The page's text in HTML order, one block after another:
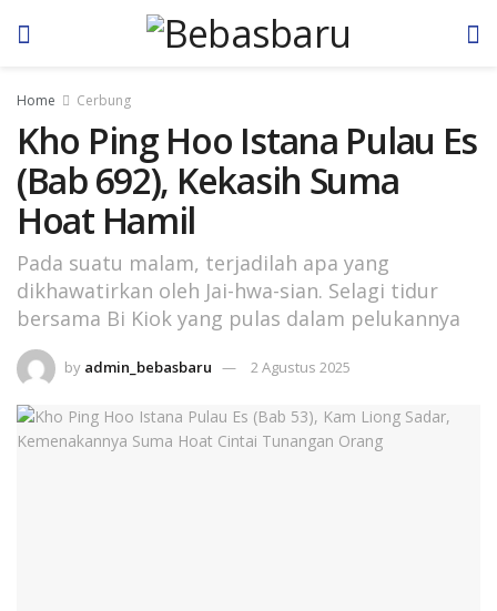
Home Cerbung
Kho Ping Hoo Istana Pulau Es
(Bab 692), Kekasih Suma
Hoat Hamil
Pada suatu malam, terjadilah apa yang
dikhawatirkan oleh Jai-hwa-sian. Selagi tidur
bersama Bi Kiok yang pulas dalam pelukannya
by admin_bebasbaru 2 Agustus 2025